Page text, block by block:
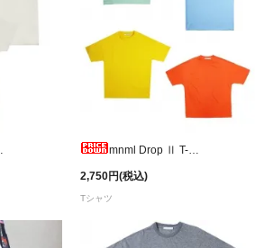
mnml Drop Ⅱ T-Shirt
2,750円(税込)
Tシャツ